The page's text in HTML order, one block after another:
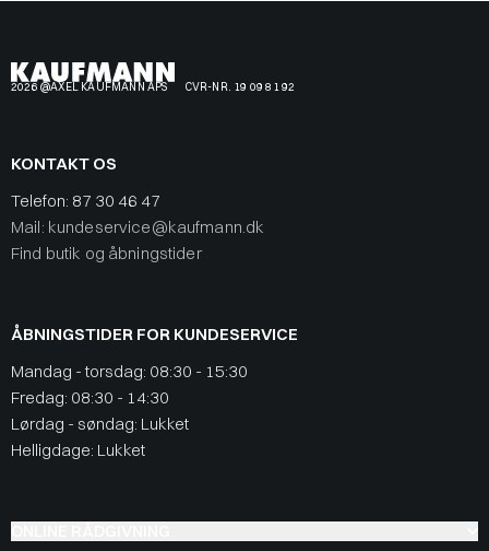
2026 @AXEL KAUFMANN APS CVR-NR. 19 09 81 92
KONTAKT OS
Telefon: 87 30 46 47
Mail: kundeservice@kaufmann.dk
Find butik og åbningstider
ÅBNINGSTIDER FOR KUNDESERVICE
Mandag - torsdag: 08:30 - 15:30
Fredag: 08:30 - 14:30
Lørdag - søndag: Lukket
Helligdage: Lukket